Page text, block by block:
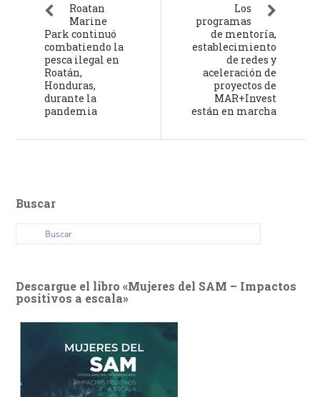
Roatan
Marine
Park continuó
combatiendo la
pesca ilegal en
Roatán,
Honduras,
durante la
pandemia
Los
programas
de mentoría,
establecimiento
de redes y
aceleración de
proyectos de
MAR+Invest
están en marcha
Buscar
Descargue el libro «Mujeres del SAM – Impactos
positivos a escala»